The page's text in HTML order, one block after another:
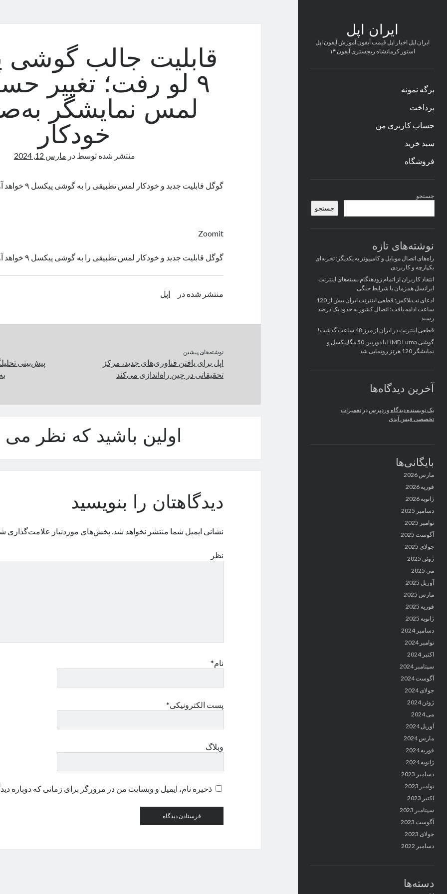
ایران اپل
ایران اپل اخبار اپل قیمت آیفون آموزش آیفون اپل
استور کرمانشاه ریجستری آیفون ۱۴
برگه نمونه
پرداخت
حساب کاربری من
سبد خرید
فروشگاه
کناری
جستجو
جستجو
نوشته‌های تازه
راه‌های اتصال موبایل و کامپیوتر به یکدیگر: تجربه‌ای
یکپارچه و کاربردی
انتقاد کاربران از اتمام زودهنگام بسته‌های اینترنت
ایرانسل همزمان با شرایط جنگی
ادعای نت‌بلاکس: قطعی اینترنت ایران بیش از 120
ساعت ادامه یافت؛ اتصال کشور به حدود یک درصد
رسید
قطعی اینترنت در ایران از مرز 48 ساعت گذشت!
گوشی HMD Luma با دوربین 50 مگاپیکسل و
نمایشگر 120 هرتز رونمایی شد
آخرین دیدگاه‌ها
یک نویسنده دیدگاه وردپرس در تعمیرات
تخصصی فیس آیدی
بایگانی‌ها
مارس 2026
فوریه 2026
ژانویه 2026
دسامبر 2025
نوامبر 2025
آگوست 2025
جولای 2025
ژوئن 2025
می 2025
آوریل 2025
مارس 2025
فوریه 2025
ژانویه 2025
دسامبر 2024
نوامبر 2024
اکتبر 2024
سپتامبر 2024
آگوست 2024
جولای 2024
ژوئن 2024
می 2024
آوریل 2024
مارس 2024
فوریه 2024
ژانویه 2024
دسامبر 2023
نوامبر 2023
اکتبر 2023
سپتامبر 2023
آگوست 2023
جولای 2023
دسامبر 2022
دسته‌ها
قابلیت جالب گوشی
۹ لو رفت؛ تغییر
لمس نمایشگر
خودکار
منتشر شده توسطدر مارس 12, 2024
گوگل قابلیت جدید و خودکار لمس تطبیقی را به گوشی‌ پیکسل ۹ خواهد آورد.
Zoomit
گوگل قابلیت جدید و خودکار لمس تطبیقی را به گوشی‌ پیکسل ۹ خواهد آورد.
منتشر شده در اپل
نوشته‌های پیشین
اپل برای یافتن فناوری‌های جدید، مرکز
تحقیقاتی در چین راه‌اندازی می‌کند
اولین باشید که نظر می
دیدگاهتان را بنویسید
نشانی ایمیل شما منتشر نخواهد شد. بخش‌های موردنیاز علامت‌گذاری
نظر
نام*
پست الکترونیکی*
وبلاگ
ذخیره نام، ایمیل و وبسایت من در مرورگر برای زمانی که دوباره